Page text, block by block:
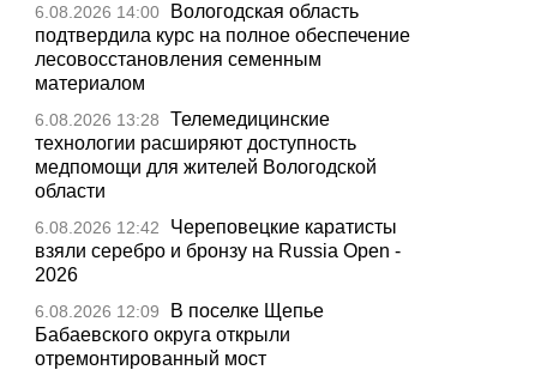
6.08.2026 14:00
Вологодская область
подтвердила курс на полное обеспечение
лесовосстановления семенным
материалом
6.08.2026 13:28
Телемедицинские
технологии расширяют доступность
медпомощи для жителей Вологодской
области
6.08.2026 12:42
Череповецкие каратисты
взяли серебро и бронзу на Russia Open -
2026
6.08.2026 12:09
В поселке Щепье
Бабаевского округа открыли
отремонтированный мост